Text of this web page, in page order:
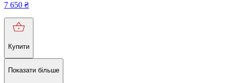
7 650 ₴
Купити
Показати більше